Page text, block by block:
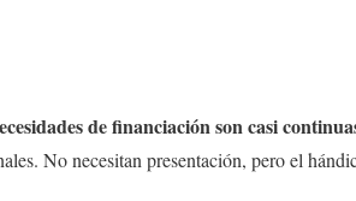
de financiación son casi
No necesitan presentación, pero el